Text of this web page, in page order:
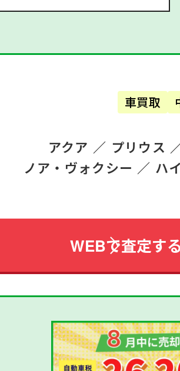
車買取
アクア ／ プリウス
ノア・ヴォクシー ／ ハ
WEBで査定する